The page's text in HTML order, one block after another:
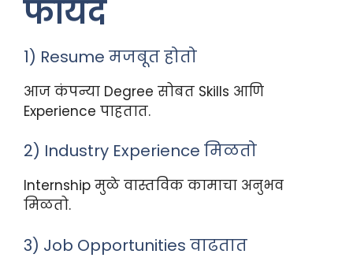
फायदे
1) Resume मजबूत होतो
आज कंपन्या Degree सोबत Skills आणि
Experience पाहतात.
2) Industry Experience मिळतो
Internship मुळे वास्तविक कामाचा अनुभव
मिळतो.
3) Job Opportunities वाढतात